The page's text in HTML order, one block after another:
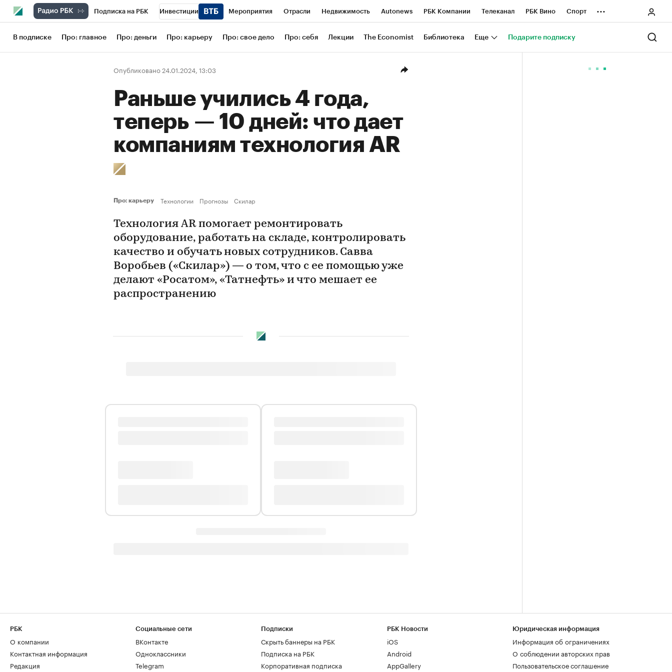
Подписка на РБК Инвестиции Мероприятия Отрасли Недвижимость Autonews РБК Компании Телеканал РБК Вино Спорт
Школа управления РБК РБК Образование РБК Life Тренды Визионеры Национальные проекты Город
Рынок наличной валюты
...
В подписке Про: главное Про: деньги Про: карьеру Про: свое дело Про: себя Лекции The Economist Библиотека Еще Подарите подписку
Опубликовано 24.01.2024, 13:03
Раньше учились 4 года,
теперь — 10 дней: что дает
компаниям технология AR
Про: карьеру Технологии Прогнозы Скилар
Технология AR помогает ремонтировать
оборудование, работать на складе, контролировать
качество и обучать новых сотрудников. Савва
Воробьев («Скилар») — о том, что с ее помощью уже
делают «Росатом», «Татнефть» и что мешает ее
распространению
РБК
О компании
Контактная информация
Редакция
Социальные сети
ВКонтакте
Одноклассники
Telegram
Подписки
Скрыть баннеры на РБК
Подписка на РБК
Корпоративная подписка
РБК Новости
iOS
Android
AppGallery
Юридическая информация
Информация об ограничениях
О соблюдении авторских прав
Пользовательское соглашение